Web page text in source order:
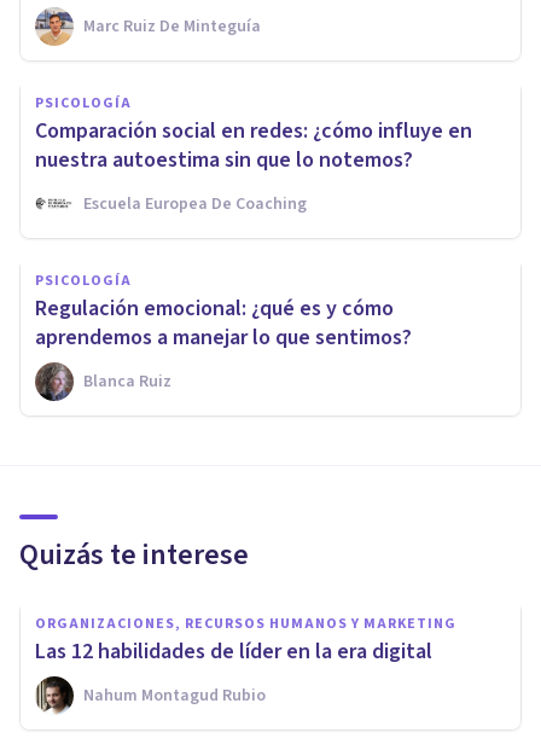
Marc Ruiz De Minteguía
PSICOLOGÍA
Comparación social en redes: ¿cómo influye en
nuestra autoestima sin que lo notemos?
Escuela Europea De Coaching
PSICOLOGÍA
Regulación emocional: ¿qué es y cómo
aprendemos a manejar lo que sentimos?
Blanca Ruiz
Quizás te interese
ORGANIZACIONES, RECURSOS HUMANOS Y MARKETING
Las 12 habilidades de líder en la era digital
Nahum Montagud Rubio